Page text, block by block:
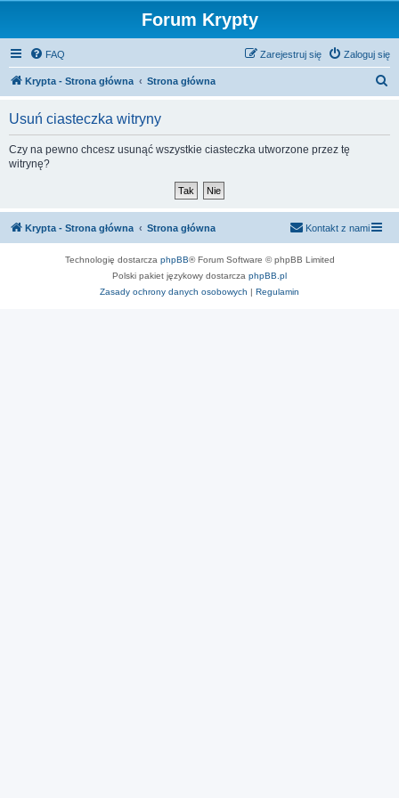
Forum Krypty
FAQ Zaloguj się
Zarejestruj się
Krypta - Strona główna Strona główna
Usuń ciasteczka witryny
Czy na pewno chcesz usunąć wszystkie ciasteczka utworzone przez tę
witrynę?
Krypta - Strona główna Strona główna Kontakt z nami
Technologię dostarcza phpBB® Forum Software © phpBB Limited
Polski pakiet językowy dostarcza phpBB.pl
Zasady ochrony danych osobowych | Regulamin